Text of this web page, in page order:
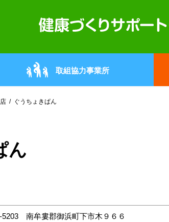
取組協力事業所
ぐうちょきぱん
ん
5203 南牟婁郡御浜町下市木９６６